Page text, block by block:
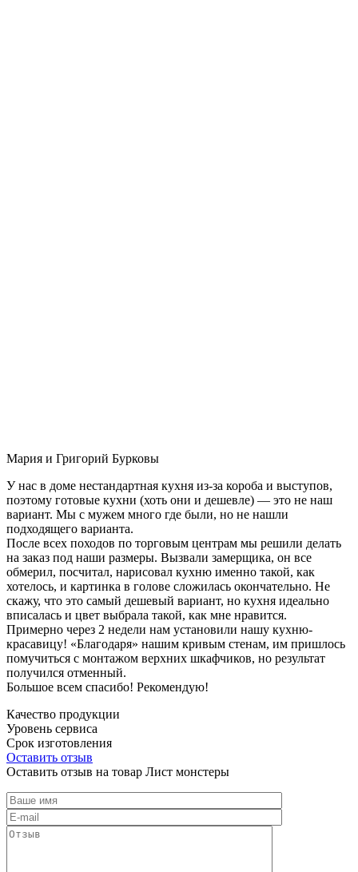
Мария и Григорий Бурковы
У нас в доме нестандартная кухня из-за короба и выступов,
поэтому готовые кухни (хоть они и дешевле) — это не наш
вариант. Мы с мужем много где были, но не нашли
подходящего варианта.
После всех походов по торговым центрам мы решили делать
на заказ под наши размеры. Вызвали замерщика, он все
обмерил, посчитал, нарисовал кухню именно такой, как
хотелось, и картинка в голове сложилась окончательно. Не
скажу, что это самый дешевый вариант, но кухня идеально
вписалась и цвет выбрала такой, как мне нравится.
Примерно через 2 недели нам установили нашу кухню-
красавицу! «Благодаря» нашим кривым стенам, им пришлось
помучиться с монтажом верхних шкафчиков, но результат
получился отменный.
Большое всем спасибо! Рекомендую!
Качество продукции
Уровень сервиса
Срок изготовления
Оставить отзыв
Оставить отзыв на товар Лист монстеры